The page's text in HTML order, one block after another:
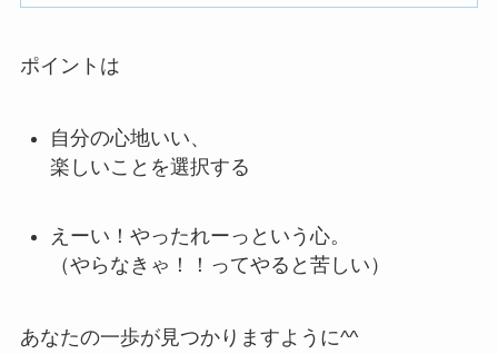
ポイントは
自分の心地いい、
楽しいことを選択する
えーい！やったれーっという心。
（やらなきゃ！！ってやると苦しい）
あなたの一歩が見つかりますように^^